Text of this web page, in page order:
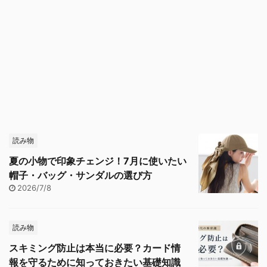
読み物
夏の小物で印象チェンジ！7月に使いたい
帽子・バッグ・サンダルの選び方
2026/7/8
読み物
スキミング防止は本当に必要？カード情
報を守るために知っておきたい基礎知識